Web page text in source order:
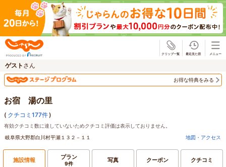
ゲスト さん
お得な特典をみる
お宿 湯の里
( クチコミ177件)
有効クチコミ数に達していないためクチコミ評価は表示しておりません。
岐阜県大野郡白川村平瀬１３２－１１
地図・アクセス
施設情報 プラン
9件 写真 クーポン クチコミ